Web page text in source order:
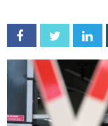
Facebook Twitter